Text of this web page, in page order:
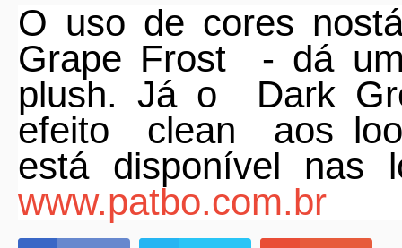
O uso de cores
Grape Frost
- dá
plush. Já o
Dark
efeito
clean
aos
está disponível nas
www.patbo.com.br